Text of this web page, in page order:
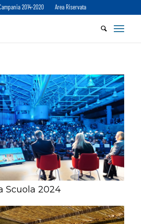
2014-2020 Area Riservata
Scuola 2024